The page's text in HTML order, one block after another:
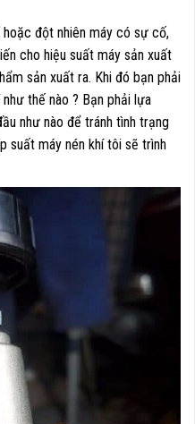
đột nhiên máy có sự cố,
cho hiệu suất máy sản xuất
sản xuất ra. Khi đó bạn phải
thế nào ? Bạn phải lựa
như nào để tránh tình trạng
suất máy nén khí tôi sẽ trình